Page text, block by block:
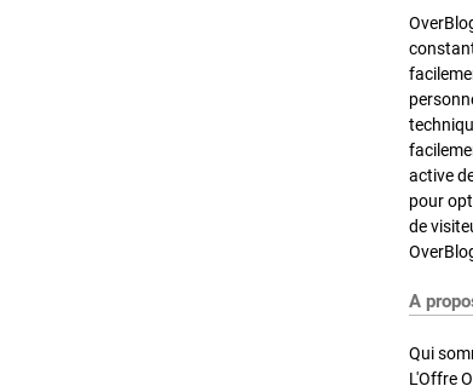
active
pour
de
A
Qui
L'Offre